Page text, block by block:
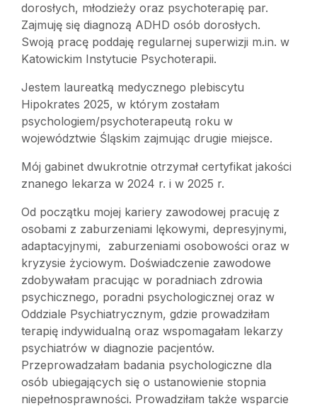
dorosłych, młodzieży oraz psychoterapię par.
Zajmuję się diagnozą ADHD osób dorosłych.
Swoją pracę poddaję regularnej superwizji m.in. w
Katowickim Instytucie Psychoterapii.
Jestem laureatką medycznego plebiscytu
Hipokrates 2025, w którym zostałam
psychologiem/psychoterapeutą roku w
województwie Śląskim zajmując drugie miejsce.
Mój gabinet dwukrotnie otrzymał certyfikat jakości
znanego lekarza w 2024 r. i w 2025 r.
Od początku mojej kariery zawodowej pracuję z
osobami z zaburzeniami lękowymi, depresyjnymi,
adaptacyjnymi, zaburzeniami osobowości oraz w
kryzysie życiowym. Doświadczenie zawodowe
zdobywałam pracując w poradniach zdrowia
psychicznego, poradni psychologicznej oraz w
Oddziale Psychiatrycznym, gdzie prowadziłam
terapię indywidualną oraz wspomagałam lekarzy
psychiatrów w diagnozie pacjentów.
Przeprowadzałam badania psychologiczne dla
osób ubiegających się o ustanowienie stopnia
niepełnosprawności. Prowadziłam także wsparcie